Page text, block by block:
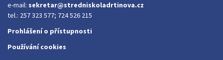
e-mail: sekretar@stredniskoladrtinova.cz
tel.: 257 323 577; 724 526 215
Prohlášení o přístupnosti
Používání cookies